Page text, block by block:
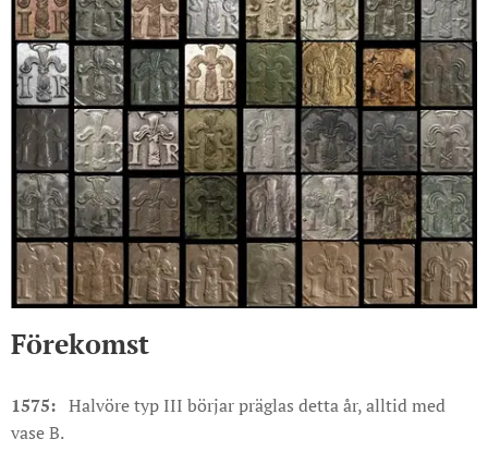
Förekomst
1575: Halvöre typ III börjar präglas detta år, alltid med
vase B.